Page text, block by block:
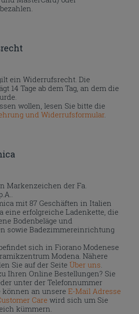
ein Widerrufsrecht. Die
14 Tage ab dem Tag, an dem die
wollen, lesen Sie bitte die
und Widerrufsformular.
Markenzeichen der Fa.
mit 87 Geschäften in Italien
eine erfolgreiche Ladenkette, die
Bodenbeläge und
sowie Badezimmereinrichtung
sich in Fiorano Modenese
Modena. Nähere
Sie auf der Seite Über uns
Ihren Online Bestellungen? Sie
unter der Telefonnummer
können an unsereE-Mail Adresse
Care wird sich um Sie
kümmern.